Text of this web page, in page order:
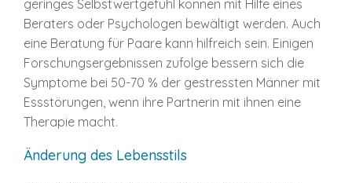
geringes Selbstwertgefühl können mit Hilfe eines
Beraters oder Psychologen bewältigt werden. Auch
eine Beratung für Paare kann hilfreich sein. Einigen
Forschungsergebnissen zufolge bessern sich die
Symptome bei 50-70 % der gestressten Männer mit
Essstörungen, wenn ihre Partnerin mit ihnen eine
Therapie macht.
Änderung des Lebensstils